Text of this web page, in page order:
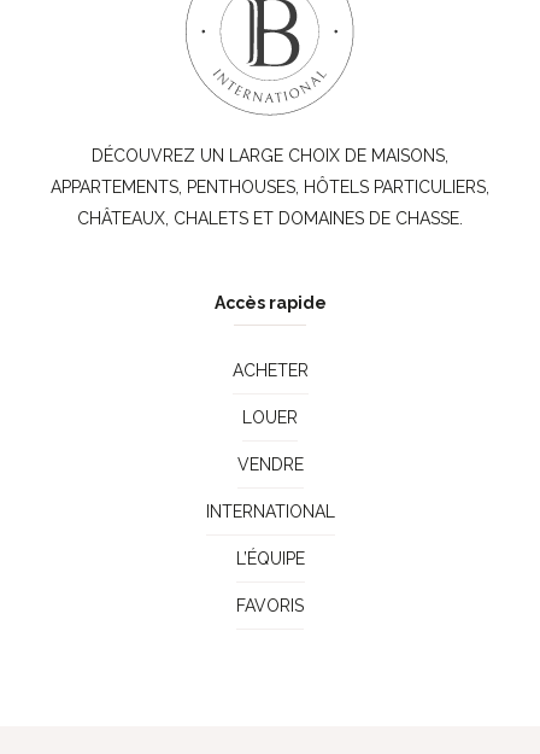
DÉCOUVREZ UN LARGE CHOIX DE MAISONS,
APPARTEMENTS, PENTHOUSES, HÔTELS PARTICULIERS,
CHÂTEAUX, CHALETS ET DOMAINES DE CHASSE.
Accès rapide
ACHETER
LOUER
VENDRE
INTERNATIONAL
L’ÉQUIPE
FAVORIS